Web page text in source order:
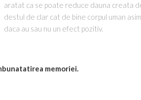
aratat ca se poate reduce dauna creata
destul de clar cat de bine corpul uman
daca au sau nu un efect pozitiv.
memoriei.